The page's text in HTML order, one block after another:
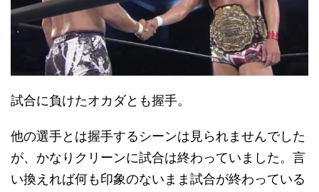
試合に負けたオカダとも握手。
他の選手とは握手するシーンは見られませんでした
が、かなりクリーンに試合は終わっていました。言
い換えれば何も印象のないまま試合が終わっている